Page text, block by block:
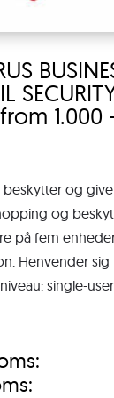
1.000
beskytter og
og
på fem
Henvender
single-